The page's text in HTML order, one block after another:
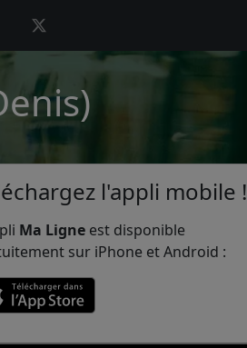
l'appli mobile !
Ma Ligne est disponible
sur iPhone et Android :